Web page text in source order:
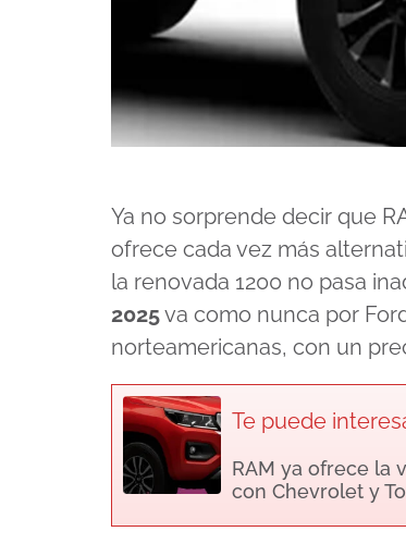
Ya no sorprende decir que
ofrece cada vez más
la renovada 1200 no pasa
2025va como nunca por
norteamericanas, con un
Te puede
RAM ya ofrece la
con Chevrolet y